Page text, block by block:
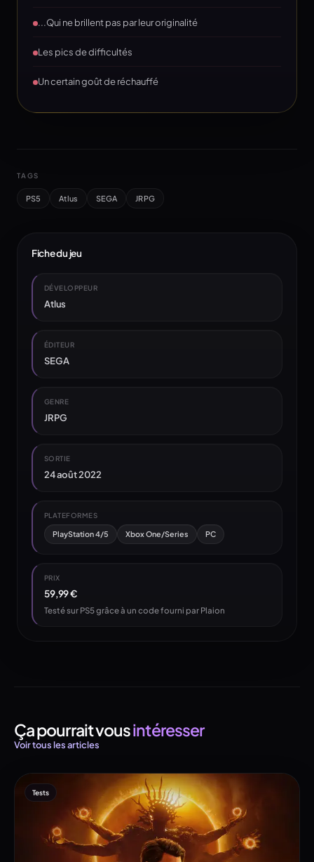
...Qui ne brillent pas par leur originalité
Les pics de difficultés
Un certain goût de réchauffé
TAGS
PS5 Atlus SEGA JRPG
Fiche du jeu
DÉVELOPPEUR
Atlus
ÉDITEUR
SEGA
GENRE
JRPG
SORTIE
24 août 2022
PLATEFORMES
PlayStation 4/5 Xbox One/Series PC
PRIX
59,99 €
Testé sur PS5 grâce à un code fourni par Plaion
Ça pourrait vousintéresser
Voir tous les articles
Tests